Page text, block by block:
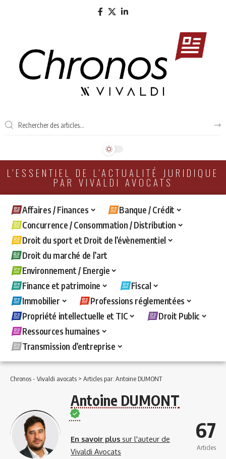
L'ESSENTIEL DE L'ACTUALITÉ JURIDIQUE
PAR VIVALDI AVOCATS
Affaires / Finances
Banque / Crédit
Concurrence / Consommation / Distribution
Droit du sport et Droit de l’évènementiel
Droit du marché de l’art
Environnement / Energie
Finance et patrimoine
Fiscal
Immobilier
Professions réglementées
Propriété intellectuelle et TIC
Droit Public
Ressources humaines
Transmission d’entreprise
Chronos - Vivaldi avocats > Articles par: Antoine DUMONT
Antoine DUMONT
En savoir plus sur l'auteur de
Vivaldi Avocats
67
Articles